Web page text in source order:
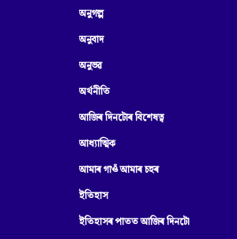
অনুগল্প
অনুবাদ
অনুভৱ
অৰ্থনীতি
আজিৰ দিনটোৰ বিশেষত্ব
আধ্যাত্মিক
আমাৰ গাওঁ আমাৰ চহৰ
ইতিহাস
ইতিহাসৰ পাতত আজিৰ দিনটো